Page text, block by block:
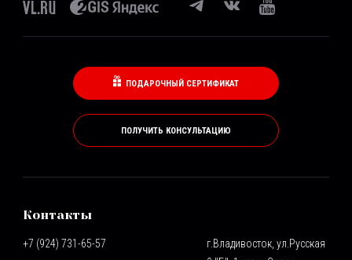
ПОДАРОЧНЫЙ СЕРТИФИКАТ
ПОЛУЧИТЬ КОНСУЛЬТАЦИЮ
Контакты
+7 (924) 731-65-57
г.Владивосток, ул.Русская